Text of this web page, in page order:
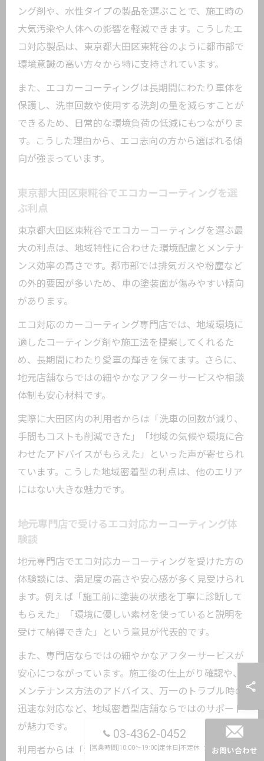
ング剤や、水性タイプの製品を選ぶことで、施工時の
大気汚染や人体への影響を軽減できます。こうしたエ
コ対応製品は、東京都大田区東糀谷のように都市部で
環境意識の高い方々から特に支持されています。
また、エコカーコーティングは長期間にわたり車体を
保護し、洗車回数や使用する洗剤の量を減らすことが
できるため、日常的な環境負荷の低減にもつながりま
す。こうした理由から、エコ志向の方から選ばれる傾
向が強まっています。
東京都大田区東糀谷でエコカーコーティングを選
ぶ利点
東京都大田区東糀谷でエコカーコーティングを選ぶ最
大の利点は、地域特性に合わせた環境配慮とメンテナ
ンス効率の高さです。都市部では排気ガスや粉塵など
の外的要因が多いため、車の塗装面が傷みやすい傾向
があります。
エコ対応のカーコーティング専門店では、地域環境に
適したコーティング剤や施工法を提案してくれるた
め、長期間にわたり愛車の輝きを保てます。さらに、
地元店舗ならではの細やかなアフターサービスや相談
体制も安心材料です。
実際に大田区内の利用者からは「洗車の回数が減り、
手間もコストも削減できた」「地域の気候や環境に合
わせたアドバイスがもらえた」といった声が寄せられ
ています。こうした地域密着型の利点は、他のエリア
にはない大きな魅力です。
地元専門店で受けるエコ対応カーコーティング体
験談
地元専門店でエコ対応カーコーティングを受けた方の
体験談には、満足度の高さや安心感が多く見受けられ
ます。例えば「施工前に塗装の状態を丁寧に診断して
もらえた」「環境に優しい素材を使っていると説明を
受けて納得できた」という意見が代表的です。
また、専門店ならではの細やかなアフターサービスが
安心につながっています。施工後の仕上がり確認や、
メンテナンス方法のアドバイス、万一のトラブル時の
迅速な対応など、地域密着型店舗ならではのサポート
が魅力です。
利用者からは「洗車が楽になり、車の輝きが長持ちし
03-4362-0452
[営業時間]10:00～19:00[定休日]不定休 お問い合わせ